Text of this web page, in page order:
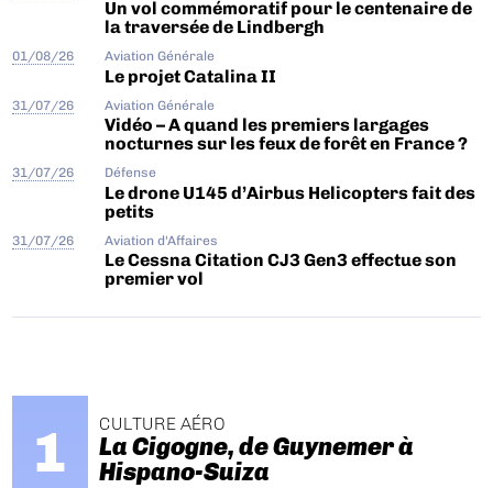
Un vol commémoratif pour le centenaire de
la traversée de Lindbergh
01/08/26 Aviation Générale
Le projet Catalina II
31/07/26 Aviation Générale
Vidéo – A quand les premiers largages
nocturnes sur les feux de forêt en France ?
31/07/26 Défense
Le drone U145 d’Airbus Helicopters fait des
petits
31/07/26 Aviation d'Affaires
Le Cessna Citation CJ3 Gen3 effectue son
premier vol
CULTURE AÉRO
La Cigogne, de Guynemer à
Hispano-Suiza